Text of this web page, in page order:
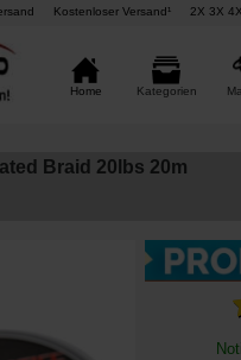
Kostenloser Versand¹ 2X 3X
Home Kategorien
Braid 20lbs 20m